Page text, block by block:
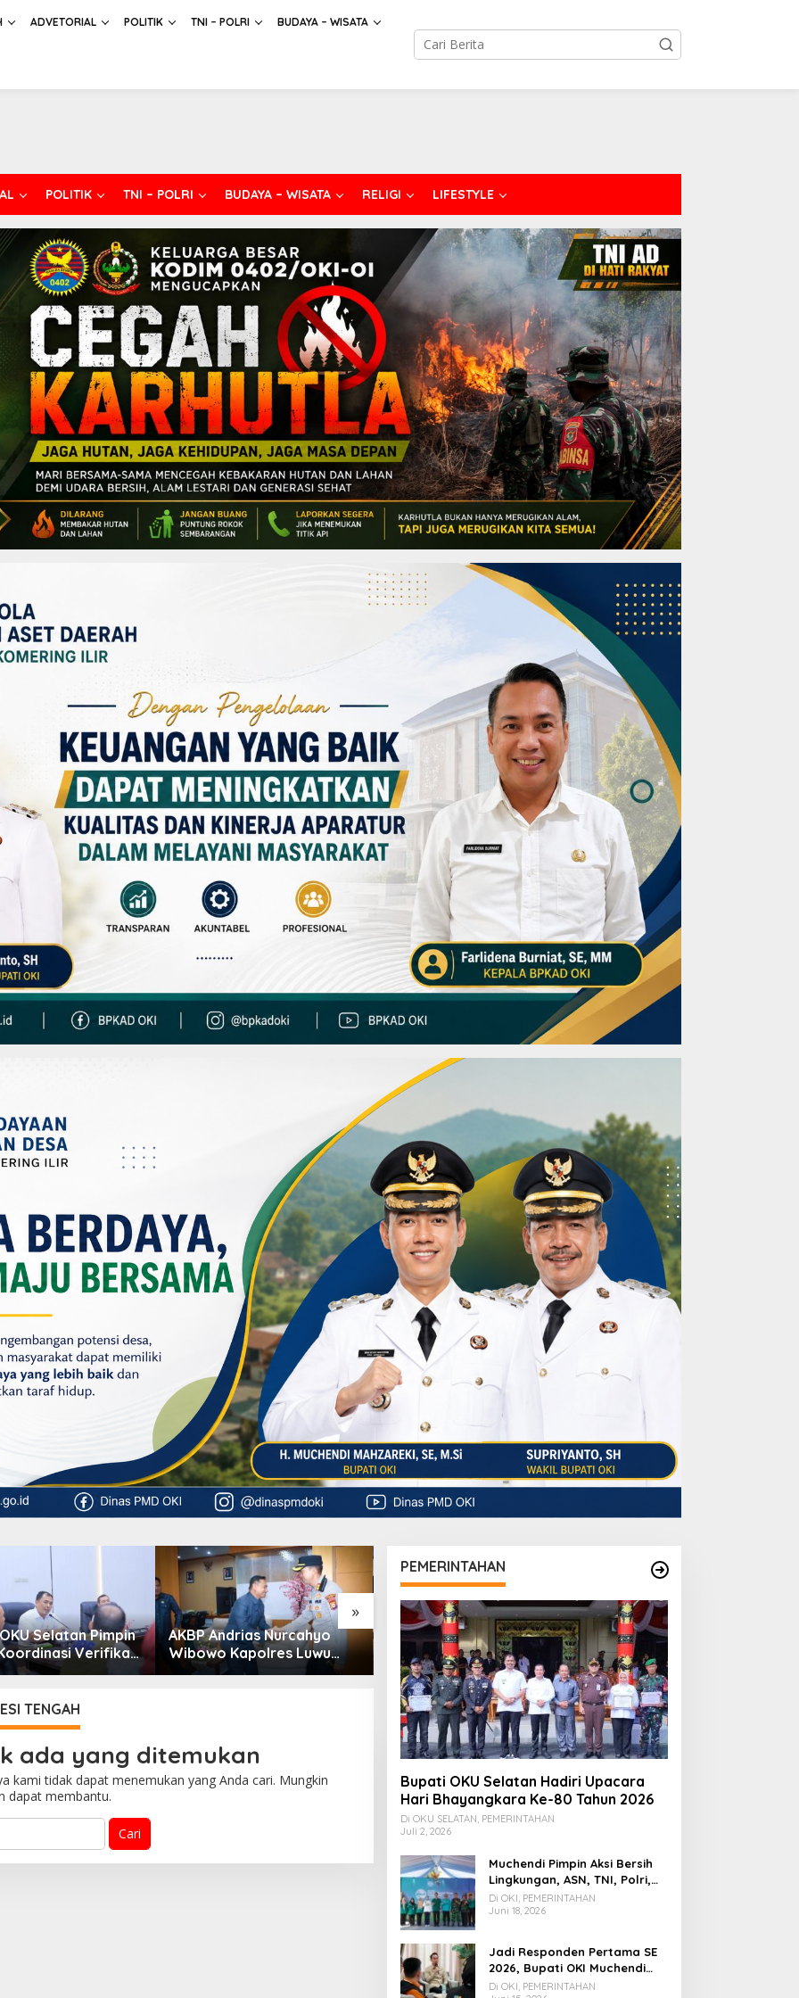
ADVETORIAL POLITIK TNI – POLRI BUDAYA – WISATA
POLITIK TNI – POLRI BUDAYA – WISATA RELIGI LIFESTYLE
»
Selatan Pimpin
Verifikasi
Rehabilitasi Dan
Bersama
AKBP Andrias Nurcahyo
Wibowo Kapolres Luwu
Kunjungi DPRD, Jalin
Desa Pedamaran III Jadi
Desa Pertama di
Kecamatan Pedamaran
yang Diverifikasi Tim
Monev Tahun 2026
Bupati OKU Selatan Tinjau
Pelayanan Kesehatan
Gratis Di Puskesmas Buay
Rawan, Wujud Nyata
Kepedulian Pemerintah
Kepada Masyarakat
TENGAH
ada yang ditemukan
kami tidak dapat menemukan yang Anda cari. Mungkin
dapat membantu.
PEMERINTAHAN
Bupati OKU Selatan Hadiri Upacara
Hari Bhayangkara Ke-80 Tahun 2026
Di OKU SELATAN, PEMERINTAHAN
Juli 2, 2026
Muchendi Pimpin Aksi Bersih
Lingkungan, ASN, TNI, Polri,
dan Warga Bergotong
Royong
Di OKI, PEMERINTAHAN
Juni 18, 2026
Jadi Responden Pertama SE
2026, Bupati OKI Muchendi
Ajak Warga Beri Data Benar
Di OKI, PEMERINTAHAN